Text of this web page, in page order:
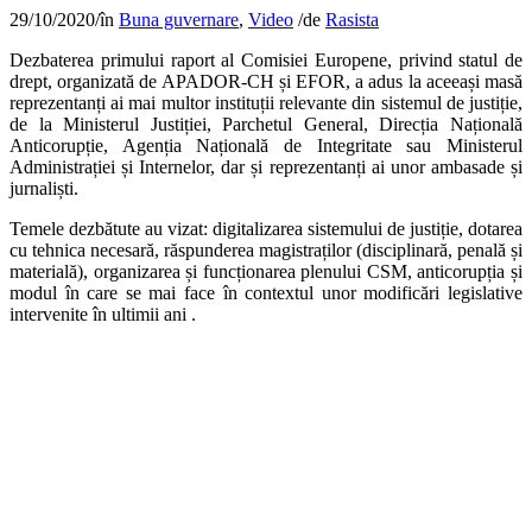
29/10/2020/în Buna guvernare, Video /de Rasista
Dezbaterea primului raport al Comisiei Europene, privind statul de
drept, organizată de APADOR-CH și EFOR, a adus la aceeași masă
reprezentanți ai mai multor instituții relevante din sistemul de justiție,
de la Ministerul Justiției, Parchetul General, Direcția Națională
Anticorupție, Agenția Națională de Integritate sau Ministerul
Administrației și Internelor, dar și reprezentanți ai unor ambasade și
jurnaliști.
Temele dezbătute au vizat: digitalizarea sistemului de justiție, dotarea
cu tehnica necesară, răspunderea magistraților (disciplinară, penală și
materială), organizarea și funcționarea plenului CSM, anticorupția și
modul în care se mai face în contextul unor modificări legislative
intervenite în ultimii ani .